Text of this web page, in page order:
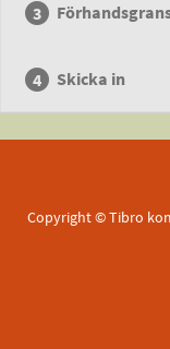
Skicka in
Copyright © Tibro